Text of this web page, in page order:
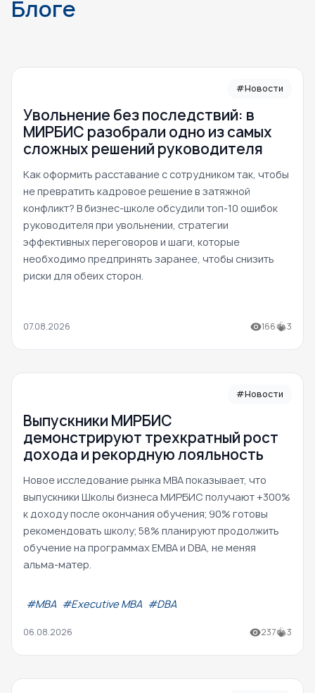
Блоге
#Новости
Увольнение без последствий: в
МИРБИС разобрали одно из самых
сложных решений руководителя
Как оформить расставание с сотрудником так, чтобы
не превратить кадровое решение в затяжной
конфликт? В бизнес-школе обсудили топ-10 ошибок
руководителя при увольнении, стратегии
эффективных переговоров и шаги, которые
необходимо предпринять заранее, чтобы снизить
риски для обеих сторон.
07.08.2026 166 3
#Новости
Выпускники МИРБИС
демонстрируют трехкратный рост
дохода и рекордную лояльность
Новое исследование рынка MBA показывает, что
выпускники Школы бизнеса МИРБИС получают +300%
к доходу после окончания обучения; 90% готовы
рекомендовать школу; 58% планируют продолжить
обучение на программах EMBA и DBA, не меняя
альма-матер.
#МВА #Executive MBA #DBA
06.08.2026 237 3